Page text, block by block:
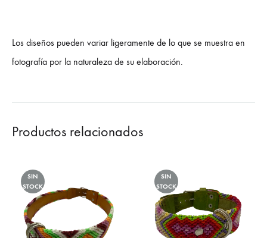
Los diseños pueden variar ligeramente de lo que se muestra en
fotografía por la naturaleza de su elaboración.
Productos relacionados
SIN
STOCK
SIN
STOCK